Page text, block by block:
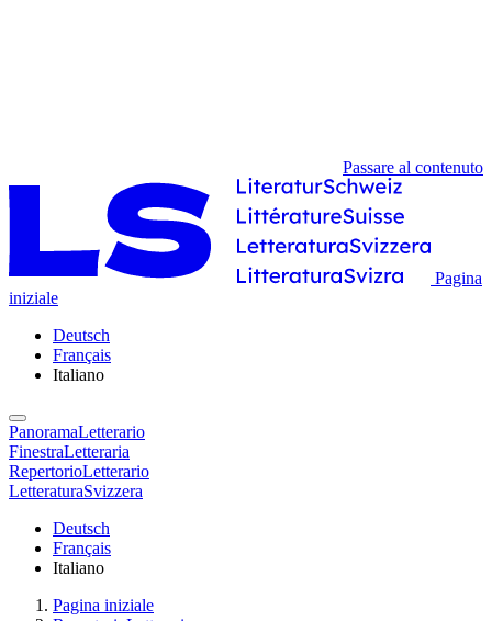
Passare al contenuto
Pagina
iniziale
Deutsch
Français
Italiano
PanoramaLetterario
FinestraLetteraria
RepertorioLetterario
LetteraturaSvizzera
Deutsch
Français
Italiano
Pagina iniziale